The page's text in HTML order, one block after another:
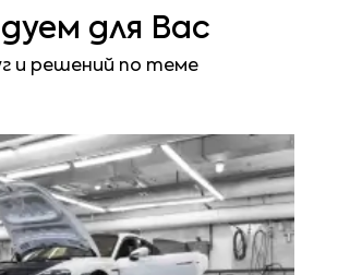
C, CLA,
Paceman;
MITSUBISHI ASX,
Qashqai, X-trail;
OPEL Antara,
Zafira;
PEUGEOT 3008,
для Вас
и решений по теме